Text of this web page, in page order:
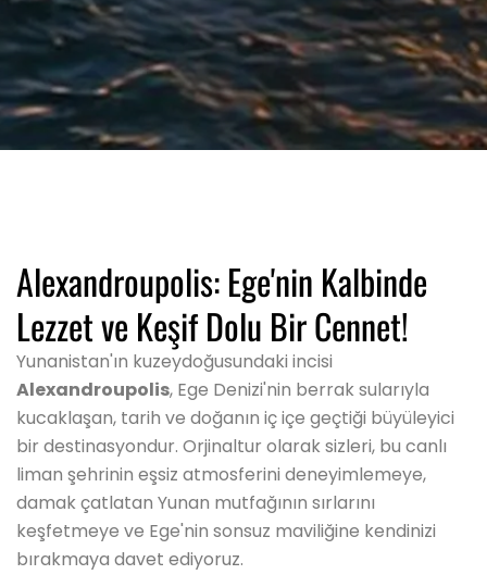
Alexandroupolis: Ege'nin Kalbinde
Lezzet ve Keşif Dolu Bir Cennet!
Yunanistan'ın kuzeydoğusundaki incisi
Alexandroupolis, Ege Denizi'nin berrak sularıyla
kucaklaşan, tarih ve doğanın iç içe geçtiği büyüleyici
bir destinasyondur. Orjinaltur olarak sizleri, bu canlı
liman şehrinin eşsiz atmosferini deneyimlemeye,
damak çatlatan Yunan mutfağının sırlarını
keşfetmeye ve Ege'nin sonsuz maviliğine kendinizi
bırakmaya davet ediyoruz.